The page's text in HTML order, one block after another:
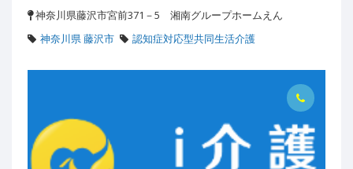
神奈川県藤沢市宮前371－5 湘南グループホームえん
神奈川県 藤沢市
認知症対応型共同生活介護